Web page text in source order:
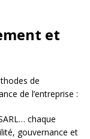
et
de
de l’entreprise :
chaque
gouvernance et